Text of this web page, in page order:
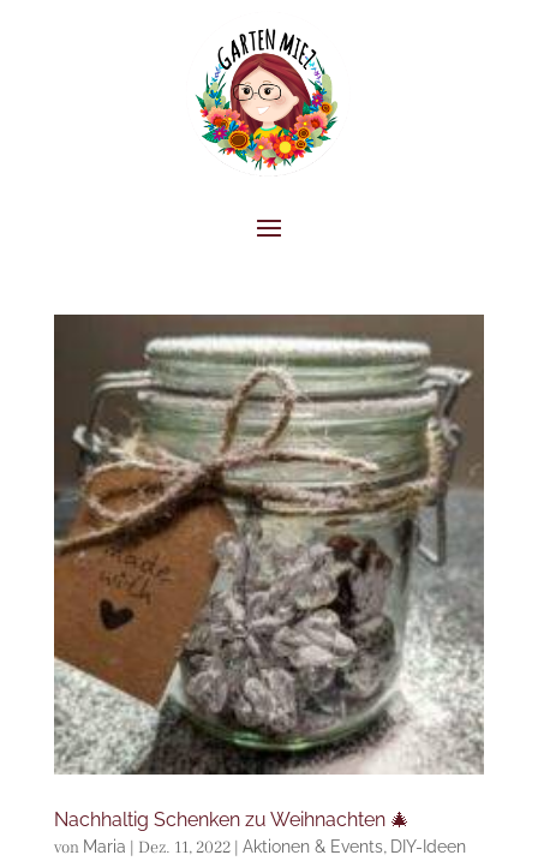
Nachhaltig Schenken zu Weihnachten 🎄
von Maria Dez. 11, 2022| Aktionen & Events, DIY-Ideen